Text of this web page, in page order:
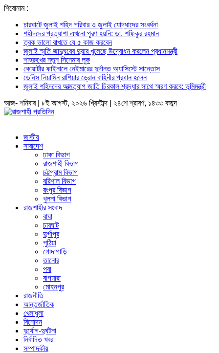
শিরোনাম :
চারঘাটে জুলাই শহিদ পরিবার ও জুলাই যোদ্ধাদের সংবর্ধনা
শহীদদের প্রত্যাশা এখনো পূরণ হয়নি: ডা. শফিকুর রহমান
ত্বক ভালো রাখতে যে ৫ কাজ করবেন
জুলাই স্মৃতি জাদুঘরের দুয়ার খুলেছে উদ্বোধন করলেন প্রধানমন্ত্রী
শাহরুখের নতুন সিনেমার লুক
কোয়ার্টার ফাইনালে নেইমারের দুর্দান্ত অ্যাসিস্টে সান্তোস
ডেনিস লিয়ামিন রাশিয়ার ড্রোন বাহিনীর প্রধান হলেন
জুলাই শহিদদের আত্মত্যাগ জাতি চিরকাল শ্রদ্ধার সাথে স্মরণ করবে: ভূমিমন্ত্রী
আজ- শনিবার | ৮ই আগস্ট, ২০২৬ খ্রিস্টাব্দ | ২৪শে শ্রাবণ, ১৪৩৩ বঙ্গাব্দ
জাতীয়
সারাদেশ
ঢাকা বিভাগ
রাজশাহী বিভাগ
চট্টগ্রাম বিভাগ
বরিশাল বিভাগ
রংপুর বিভাগ
খুলনা বিভাগ
রাজশাহীর সংবাদ
বাঘা
চারঘাট
দুর্গাপুর
পুঠিয়া
গোদাগাড়ি
তানোর
পবা
বাগমারা
মোহনপুর
রাজনীতি
আন্তর্জাতিক
খেলাধুলা
বিনোদন
দুর্যোগ-দুর্ঘটনা
নির্বাচিত খবর
সম্পাদকীয়